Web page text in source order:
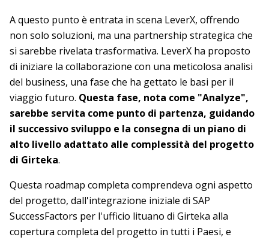
A questo punto è entrata in scena LeverX, offrendo
non solo soluzioni, ma una partnership strategica che
si sarebbe rivelata trasformativa. LeverX ha proposto
di iniziare la collaborazione con una meticolosa analisi
del business, una fase che ha gettato le basi per il
viaggio futuro. Questa fase, nota come "Analyze",
sarebbe servita come punto di partenza, guidando
il successivo sviluppo e la consegna di un piano di
alto livello adattato alle complessità del progetto
di Girteka.
Questa roadmap completa comprendeva ogni aspetto
del progetto, dall'integrazione iniziale di SAP
SuccessFactors per l'ufficio lituano di Girteka alla
copertura completa del progetto in tutti i Paesi, e